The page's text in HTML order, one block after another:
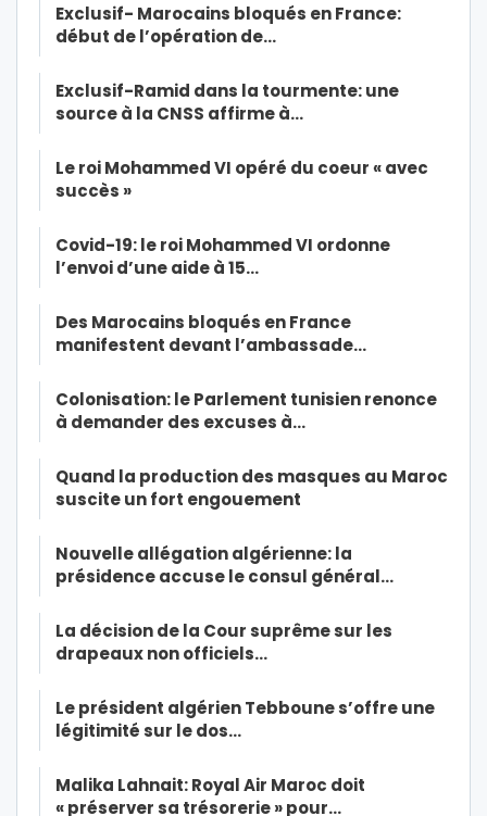
Exclusif- Marocains bloqués en France:
début de l’opération de…
Exclusif-Ramid dans la tourmente: une
source à la CNSS affirme à…
Le roi Mohammed VI opéré du coeur « avec
succès »
Covid-19: le roi Mohammed VI ordonne
l’envoi d’une aide à 15…
Des Marocains bloqués en France
manifestent devant l’ambassade…
Colonisation: le Parlement tunisien renonce
à demander des excuses à…
Quand la production des masques au Maroc
suscite un fort engouement
Nouvelle allégation algérienne: la
présidence accuse le consul général…
La décision de la Cour suprême sur les
drapeaux non officiels…
Le président algérien Tebboune s’offre une
légitimité sur le dos…
Malika Lahnait: Royal Air Maroc doit
« préserver sa trésorerie » pour…